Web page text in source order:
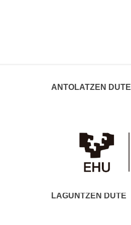
ANTOLATZEN DUTE
LAGUNTZEN DUTE